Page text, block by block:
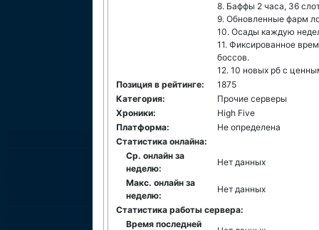
8. Баффы 2 часа, 36
9. Обновленные фарм
10. Осады каждую
11. Фиксированное
боссов.
12. 10 новых рб с
Позиция в рейтинге:
1875
Категория:
Прочие серверы
Хроники:
High Five
Платформа:
Не определена
Статистика онлайна:
Ср. онлайн за
неделю:
Нет данных
Макс. онлайн за
неделю:
Нет данных
Статистика работы сервера:
Время последней